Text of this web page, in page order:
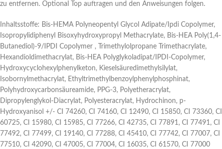
zu entfernen. Optional Top auftragen und den Anweisungen folgen.
Inhaltsstoffe: Bis-HEMA Polyneopentyl Glycol Adipate/Ipdi Copolymer,
Isopropylidiphenyl Bisoxyhydroxypropyl Methacrylate, Bis-HEA Poly(1,4-
Butanediol)-9/IPDI Copolymer , Trimethylolpropane Trimethacrylate,
Hexandioldimethacrylat, Bis-HEA Polyglykoladipat/IPDI-Copolymer,
Hydroxycyclohexylphenylketon, Kieselsäuredimethylsilylat,
Isobornylmethacrylat, Ethyltrimethylbenzoylphenylphosphinat,
Polyhydroxycarbonsäureamide, PPG-3, Polyetheracrylat,
Dipropylenglykol-Diacrylat, Polyesteracrylat, Hydrochinon, p-
Hydroxyanisol +/- CI 74260, CI 74160, CI 12490, CI 15850, CI 73360, CI
60725, CI 15980, CI 15985, CI 77266, CI 42735, CI 77891, CI 77491, CI
77492, CI 77499, CI 19140, CI 77288, CI 45410, CI 77742, CI 77007, CI
77510, CI 42090, CI 47005, CI 77004, CI 16035, CI 61570, CI 77000